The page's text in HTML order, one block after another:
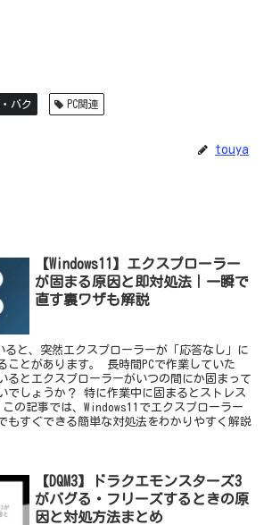
バク PC関連
touya
【Windows11】エクスプローラー
が固まる原因と即対処法｜一瞬で
直す裏ワザも解説
ると、突然エクスプローラーが「応答なし」に
ことがあります。 長時間PCで作業していた
るとエクスプローラーがいつの間にか固まって
でしょうか？ 特に作業中に固まるとストレス
の記事では、Windows11でエクスプローラー
もすぐできる簡単な対処法をわかりやすく解説
【DQM3】ドラクエモンスターズ3
がバグる・フリーズするときの原
因と対処方法まとめ